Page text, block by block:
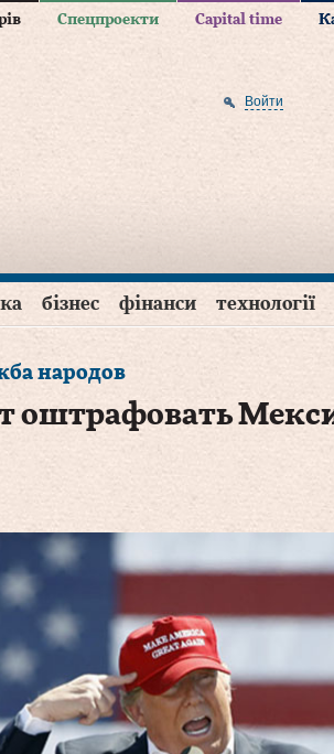
Спецпроекти Capital time
Войти
бізнес фінанси технології
народов
оштрафовать